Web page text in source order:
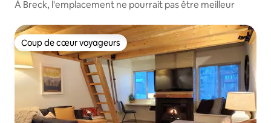
À Breck, l'emplacement ne pourrait pas être meilleur
Coup de cœur voyageurs
Coup de cœur voyageurs